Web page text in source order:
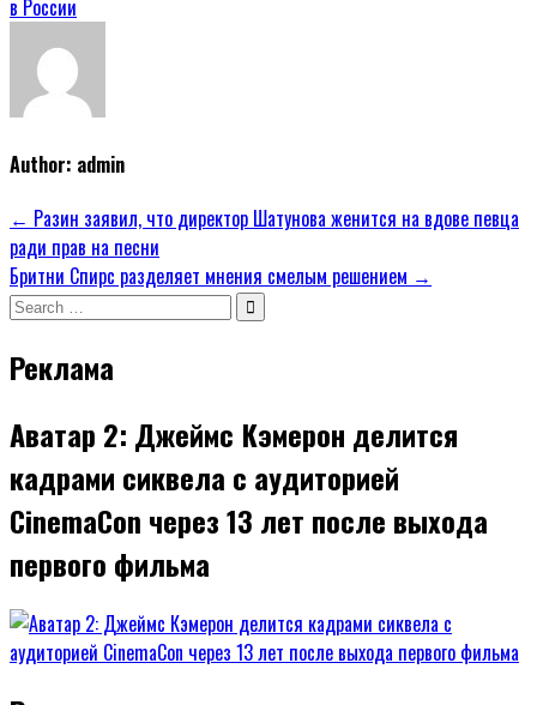
в России
Author: admin
Навигация
по
записям
← Разин заявил, что директор Шатунова женится на вдове певца
ради прав на песни
Бритни Спирс разделяет мнения смелым решением →
Search
Реклама
Аватар 2: Джеймс Кэмерон делится
кадрами сиквела с аудиторией
CinemaCon через 13 лет после выхода
первого фильма